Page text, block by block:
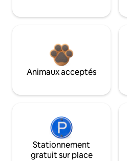
Animaux acceptés
Stationnement
gratuit sur place